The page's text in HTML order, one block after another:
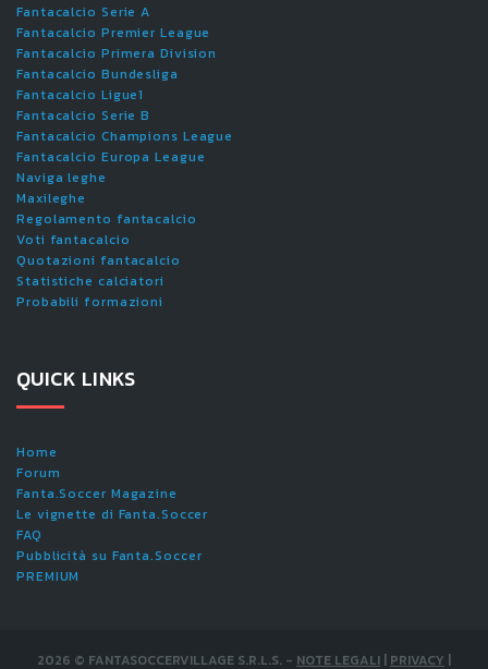
Fantacalcio Serie A
Fantacalcio Premier League
Fantacalcio Primera Division
Fantacalcio Bundesliga
Fantacalcio Ligue1
Fantacalcio Serie B
Fantacalcio Champions League
Fantacalcio Europa League
Naviga leghe
Maxileghe
Regolamento fantacalcio
Voti fantacalcio
Quotazioni fantacalcio
Statistiche calciatori
Probabili formazioni
QUICK LINKS
Home
Forum
Fanta.Soccer Magazine
Le vignette di Fanta.Soccer
FAQ
Pubblicità su Fanta.Soccer
PREMIUM
2026 © FANTASOCCERVILLAGE S.R.L.S. - NOTE LEGALI | PRIVACY |